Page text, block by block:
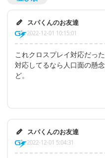
スパくんのお友達
2022-12-01 10:15:01
これクロスプレイ対応だっ
対応してるなら人口面の懸
ど。
スパくんのお友達
2022-12-01 5:04:31